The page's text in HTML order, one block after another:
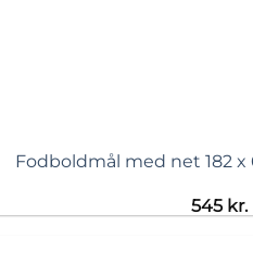
Fodboldmål med net 182 x
545 kr.